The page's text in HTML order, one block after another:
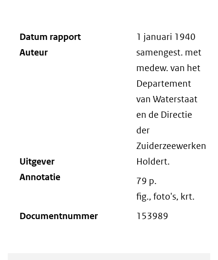
Datum rapport
1 januari 1940
Auteur
samengest. met
medew. van het
Departement
van Waterstaat
en de Directie
der
Zuiderzeewerken
Uitgever
Holdert.
Annotatie
79 p.
fig., foto's, krt.
Documentnummer
153989